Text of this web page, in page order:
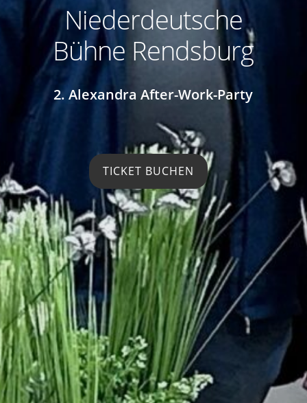
Niederdeutsche
Bühne Rendsburg
2. Alexandra After-Work-Party
TICKET BUCHEN